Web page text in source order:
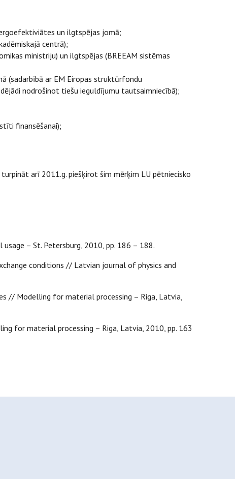
un ilgtspējas jomā;
centrā);
ministriju) un ilgtspējas (BREEAM sistēmas
(sadarbībā ar EM Eiropas struktūrfondu
nodrošinot tiešu ieguldījumu tautsaimniecībā);
finansēšanai);
arī 2011.g. piešķirot šim mērķim LU pētniecisko
– St. Petersburg, 2010, pp. 186 – 188.
conditions // Latvian journal of physics and
// Modelling for material processing – Riga, Latvia,
for material processing – Riga, Latvia, 2010, pp. 163